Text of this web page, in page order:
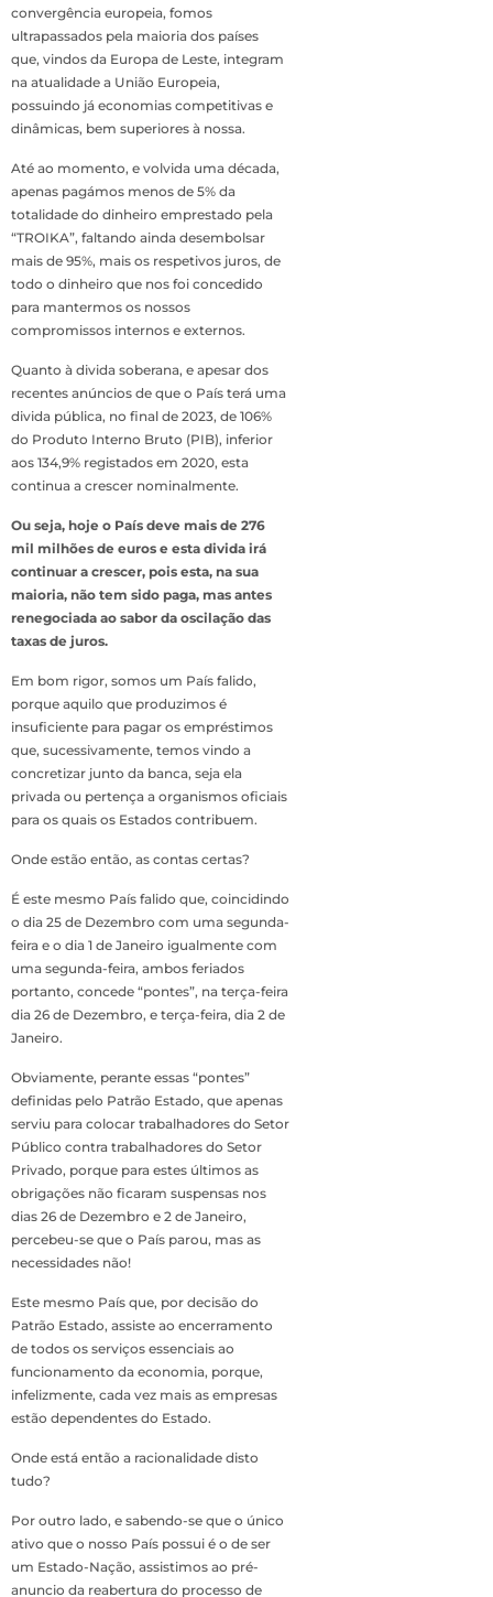
convergência europeia, fomos
ultrapassados pela maioria dos países
que, vindos da Europa de Leste, integram
na atualidade a União Europeia,
possuindo já economias competitivas e
dinâmicas, bem superiores à nossa.
Até ao momento, e volvida uma década,
apenas pagámos menos de 5% da
totalidade do dinheiro emprestado pela
“TROIKA”, faltando ainda desembolsar
mais de 95%, mais os respetivos juros, de
todo o dinheiro que nos foi concedido
para mantermos os nossos
compromissos internos e externos.
Quanto à divida soberana, e apesar dos
recentes anúncios de que o País terá uma
divida pública, no final de 2023, de 106%
do Produto Interno Bruto (PIB), inferior
aos 134,9% registados em 2020, esta
continua a crescer nominalmente.
Ou seja, hoje o País deve mais de 276
mil milhões de euros e esta divida irá
continuar a crescer, pois esta, na sua
maioria, não tem sido paga, mas antes
renegociada ao sabor da oscilação das
taxas de juros.
Em bom rigor, somos um País falido,
porque aquilo que produzimos é
insuficiente para pagar os empréstimos
que, sucessivamente, temos vindo a
concretizar junto da banca, seja ela
privada ou pertença a organismos oficiais
para os quais os Estados contribuem.
Onde estão então, as contas certas?
É este mesmo País falido que, coincidindo
o dia 25 de Dezembro com uma segunda-
feira e o dia 1 de Janeiro igualmente com
uma segunda-feira, ambos feriados
portanto, concede “pontes”, na terça-feira
dia 26 de Dezembro, e terça-feira, dia 2 de
Janeiro.
Obviamente, perante essas “pontes”
definidas pelo Patrão Estado, que apenas
serviu para colocar trabalhadores do Setor
Público contra trabalhadores do Setor
Privado, porque para estes últimos as
obrigações não ficaram suspensas nos
dias 26 de Dezembro e 2 de Janeiro,
percebeu-se que o País parou, mas as
necessidades não!
Este mesmo País que, por decisão do
Patrão Estado, assiste ao encerramento
de todos os serviços essenciais ao
funcionamento da economia, porque,
infelizmente, cada vez mais as empresas
estão dependentes do Estado.
Onde está então a racionalidade disto
tudo?
Por outro lado, e sabendo-se que o único
ativo que o nosso País possui é o de ser
um Estado-Nação, assistimos ao pré-
anuncio da reabertura do processo de